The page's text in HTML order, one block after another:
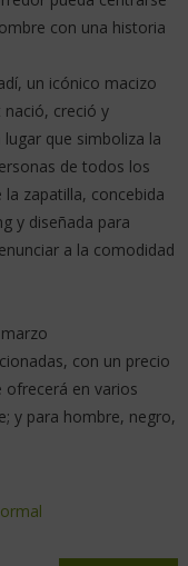
con una historia
un icónico macizo
nació, creció y
que simboliza la
de todos los
zapatilla, concebida
y diseñada para
a la comodidad
con un precio
ofrecerá en varios
y para hombre, negro,